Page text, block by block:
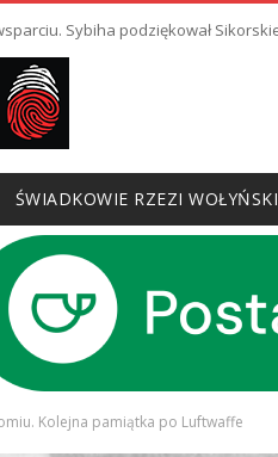
Sybiha podziękował
ŚWIADKOWIE RZEZI
Kolejna pamiątka po Luftwaffe